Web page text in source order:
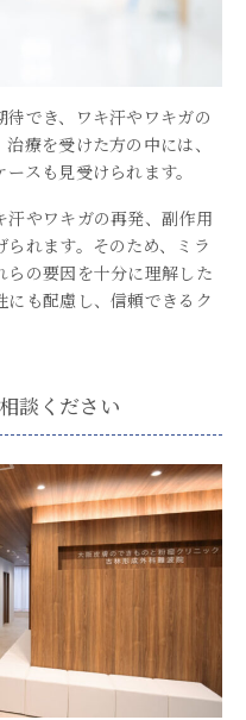
でき、ワキ汗やワキガの
療を受けた方の中には、
スも見受けられます。
汗やワキガの再発、副作用
れます。そのため、ミラ
らの要因を十分に理解した
にも配慮し、信頼できるク
談ください